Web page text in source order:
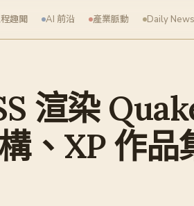
趣聞 AI 前沿 產業脈動 Daily News
渲染
、XP 作品